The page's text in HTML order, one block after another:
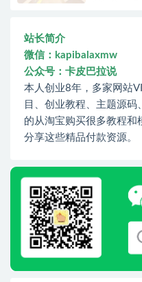
站长简介
微信：kapibalaxmw
公众号：卡皮巴拉说
本人创业8年，多家网站
目、创业教程、主题源
的从淘宝购买很多教程和
分享这些精品付款资源。